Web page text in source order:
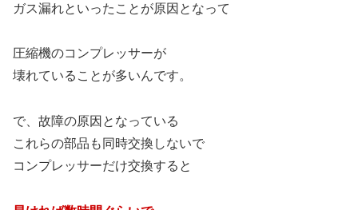
ガス漏れといったことが原因となって
圧縮機のコンプレッサーが
壊れていることが多いんです。
で、故障の原因となっている
これらの部品も同時交換しないで
コンプレッサーだけ交換すると